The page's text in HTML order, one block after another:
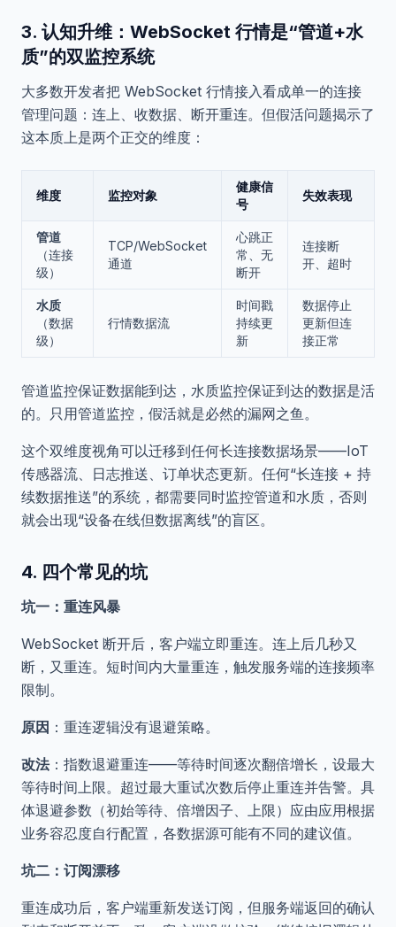
3. 认知升维：WebSocket 行情是“管道+水
质”的双监控系统
大多数开发者把 WebSocket 行情接入看成单一的连接
管理问题：连上、收数据、断开重连。但假活问题揭示了
这本质上是两个正交的维度：
维度 监控对象
健康信
号
失效表现
管道
（连接
级）
TCP/WebSocket
通道
心跳正
常、无
断开
连接断
开、超时
水质
（数据
级）
行情数据流
时间戳
持续更
新
数据停止
更新但连
接正常
管道监控保证数据能到达，水质监控保证到达的数据是活
的。只用管道监控，假活就是必然的漏网之鱼。
这个双维度视角可以迁移到任何长连接数据场景——IoT
传感器流、日志推送、订单状态更新。任何“长连接 + 持
续数据推送”的系统，都需要同时监控管道和水质，否则
就会出现“设备在线但数据离线”的盲区。
4. 四个常见的坑
坑一：重连风暴
WebSocket 断开后，客户端立即重连。连上后几秒又
断，又重连。短时间内大量重连，触发服务端的连接频率
限制。
原因 ：重连逻辑没有退避策略。
改法：指数退避重连——等待时间逐次翻倍增长，设最大
等待时间上限。超过最大重试次数后停止重连并告警。具
体退避参数（初始等待、倍增因子、上限）应由应用根据
业务容忍度自行配置，各数据源可能有不同的建议值。
坑二：订阅漂移
重连成功后，客户端重新发送订阅，但服务端返回的确认